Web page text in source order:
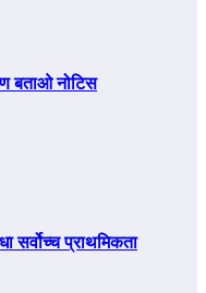
बताओ नोटिस
सर्वोच्च प्राथमिकता